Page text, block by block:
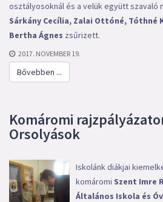
osztályosoknál és a velük együtt szavaló
Sárkány Cecília, Zalai Ottóné, Tóthné
Bertha Ágnes zsűrizett.
2017. NOVEMBER 19.
Bővebben ...
Komáromi
Orsolyások
Iskolánk diákjai
komáromi Szent Imre
Általános Iskola és